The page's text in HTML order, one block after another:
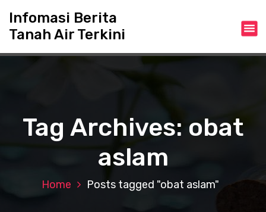
t
Infomasi Berita
Tanah Air Terkini
Tag Archives: obat
aslam
Home Posts tagged "obat aslam"